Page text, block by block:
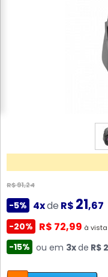
R$ 91,24
-5% 4xde R$ 21,67
-20% R$ 72,99 à vista
-15% ou em 3xde R$